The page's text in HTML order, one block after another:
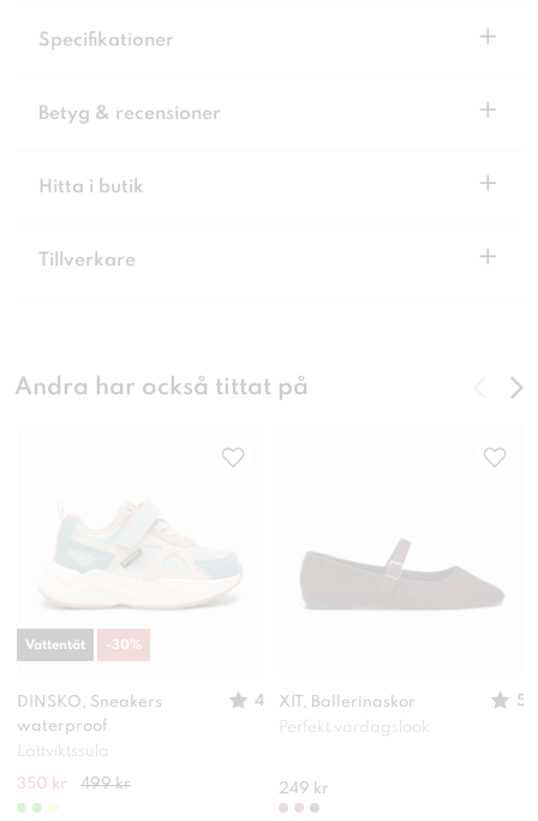
Specifikationer +
Betyg & recensioner +
Hitta i butik +
Tillverkare +
Andra har också tittat på
DINSKO, Sneakers
waterproof
4
Lättviktssula
350 kr 499 kr
Vattentät -30%
XIT, Ballerinaskor
5
Perfekt vardagslook
249 kr